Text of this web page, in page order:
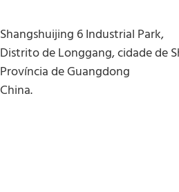
Shangshuijing 6 Industrial Park,
Distrito de Longgang, cidade de
Província de Guangdong
China.